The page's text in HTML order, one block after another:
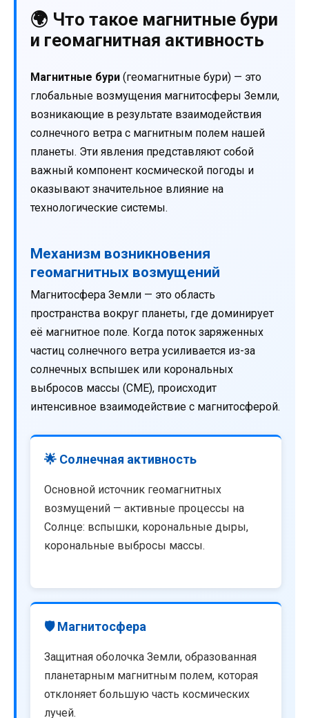
🌍 Что такое магнитные бури
и геомагнитная активность
Магнитные бури (геомагнитные бури) — это
глобальные возмущения магнитосферы Земли,
возникающие в результате взаимодействия
солнечного ветра с магнитным полем нашей
планеты. Эти явления представляют собой
важный компонент космической погоды и
оказывают значительное влияние на
технологические системы.
Механизм возникновения
геомагнитных возмущений
Магнитосфера Земли — это область
пространства вокруг планеты, где доминирует
её магнитное поле. Когда поток заряженных
частиц солнечного ветра усиливается из-за
солнечных вспышек или корональных
выбросов массы (CME), происходит
интенсивное взаимодействие с магнитосферой.
🌟 Солнечная активность
Основной источник геомагнитных
возмущений — активные процессы на
Солнце: вспышки, корональные дыры,
корональные выбросы массы.
🛡️ Магнитосфера
Защитная оболочка Земли, образованная
планетарным магнитным полем, которая
отклоняет большую часть космических
лучей.